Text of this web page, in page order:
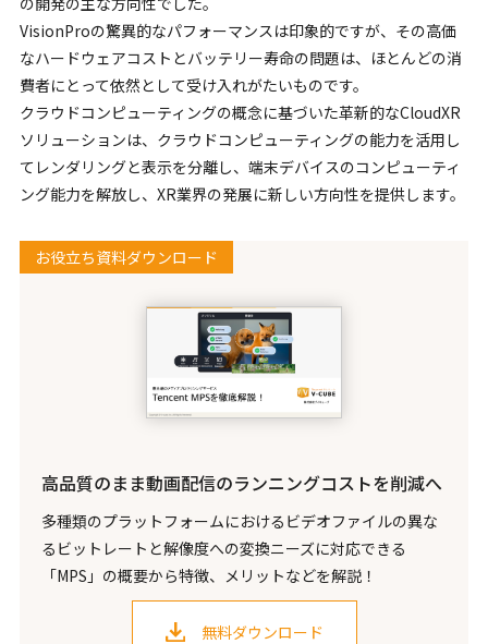
VisionProの驚異的なパフォーマンスは印象的ですが、その高価
なハードウェアコストとバッテリー寿命の問題は、ほとんどの消
費者にとって依然として受け入れがたいものです。
クラウドコンピューティングの概念に基づいた革新的なCloudXR
ソリューションは、クラウドコンピューティングの能力を活用し
てレンダリングと表示を分離し、端末デバイスのコンピューティ
ング能力を解放し、XR業界の発展に新しい方向性を提供します。
お役立ち資料ダウンロード
高品質のまま動画配信のランニングコストを削減へ
多種類のプラットフォームにおけるビデオファイルの異な
るビットレートと解像度への変換ニーズに対応できる
「MPS」の概要から特徴、メリットなどを解説！
無料ダウンロード